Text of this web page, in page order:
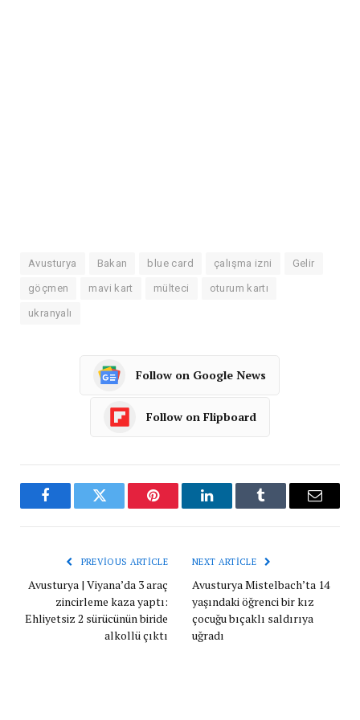
Avusturya Bakan blue card çalışma izni Gelir
göçmen mavi kart mülteci oturum kartı
ukranyalı
Follow on Google News
Follow on Flipboard
FacebookTwitter Pinterest LinkedInTumblr Email
PREVIOUS ARTICLE
Avusturya | Viyana’da 3 araç
zincirleme kaza yaptı:
Ehliyetsiz 2 sürücünün biride
alkollü çıktı
NEXT ARTICLE
Avusturya Mistelbach’ta 14
yaşındaki öğrenci bir kız
çocuğu bıçaklı saldırıya
uğradı